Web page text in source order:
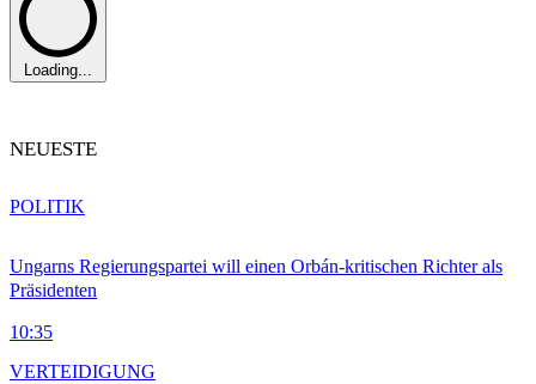
Loading...
NEUESTE
Ungarns Regierungspartei will einen Orbán-kritischen Richter als
Präsidenten
10:35
POLITIK
VERTEIDIGUNG